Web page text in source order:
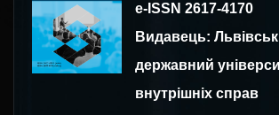
e-ISSN 2617-4170
Видавець:
державний
внутрішніх справ